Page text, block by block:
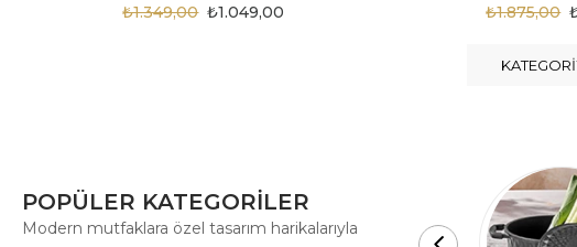
₺999,00
₺1.875,00 ₺1.154,00
POPÜLER KATEGORİLER
Modern mutfaklara özel tasarım harikalarıyla